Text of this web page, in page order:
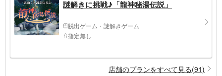
謎解きに挑戦♪「龍神秘湯伝説」
脱出ゲーム・謎解きゲーム
指定無し
店舗のプランをすべて見る(91)